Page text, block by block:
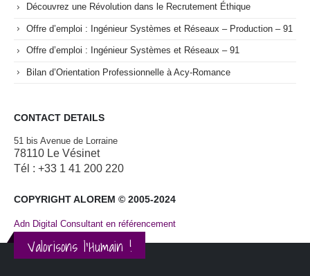
Découvrez une Révolution dans le Recrutement Éthique
Offre d’emploi : Ingénieur Systèmes et Réseaux – Production – 91
Offre d’emploi : Ingénieur Systèmes et Réseaux – 91
Bilan d’Orientation Professionnelle à Acy-Romance
CONTACT DETAILS
51 bis Avenue de Lorraine
78110 Le Vésinet
Tél : +33 1 41 200 220
COPYRIGHT ALOREM © 2005-2024
Adn Digital Consultant en référencement
Valorisons l'Humain !